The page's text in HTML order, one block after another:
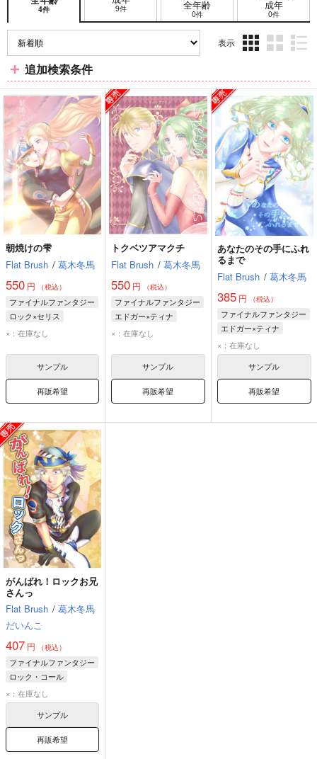
4件 9件 全年齢
0件
成年
0件
表示
ム
表
示
ム
表
示
ム
表
示
追加検索条件
朝焼けの雫
Flat Brush / 葛木冬馬
550 円 （税込）
ファイナルファンタジー
ロック×セリス
ロック・コール
×：在庫なし
サンプル
再販希望
トクベツアマクチ
Flat Brush / 葛木冬馬
550 円 （税込）
ファイナルファンタジー
エドガー×ティナ
×：在庫なし
サンプル
再販希望
あなたのその手にふれ
るまで
Flat Brush / 葛木冬馬
385円 （税込）
ファイナルファンタジー
エドガー×ティナ
ティナ・ブランフォード
エドガー・ロニ・フィガロ
×：在庫なし
サンプル
再販希望
がんばれ！ロックお兄
さんっ
Flat Brush / 葛木冬馬
だいんこ
407 円 （税込）
ファイナルファンタジー
ロック・コール
ノクティス・ルシス・チェラム
×：在庫なし
サンプル
再販希望